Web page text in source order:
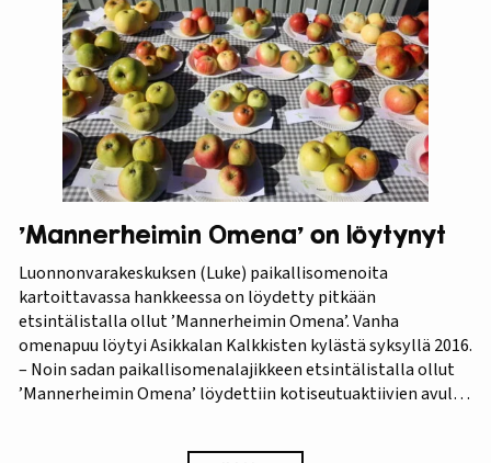
vaiheelta elokuvaksi ”Raparperin kadonneita geenejä
etsimässä”. Elokuvan ensiesitys ja tutkimustulosten
julkistus…
’Mannerheimin Omena’ on löytynyt
Luonnonvarakeskuksen (Luke) paikallisomenoita
kartoittavassa hankkeessa on löydetty pitkään
etsintälistalla ollut ’Mannerheimin Omena’. Vanha
omenapuu löytyi Asikkalan Kalkkisten kylästä syksyllä 2016.
– Noin sadan paikallisomenalajikkeen etsintälistalla ollut
’Mannerheimin Omena’ löydettiin kotiseutuaktiivien avulla.